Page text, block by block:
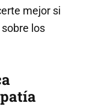
mejor si
los